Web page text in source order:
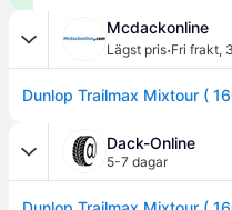
Mcdackonline
Lägst pris·Fri frakt,
Dack-Online
5-7 dagar